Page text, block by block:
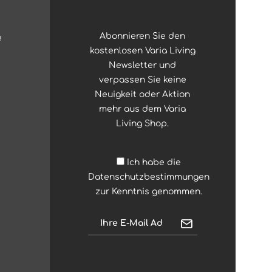
Abonnieren Sie den
kostenlosen Varia Living
Newsletter und
verpassen Sie keine
Neuigkeit oder Aktion
mehr aus dem Varia
Living Shop.
Ich habe die
Datenschutzbestimmungen
zur Kenntnis genommen.